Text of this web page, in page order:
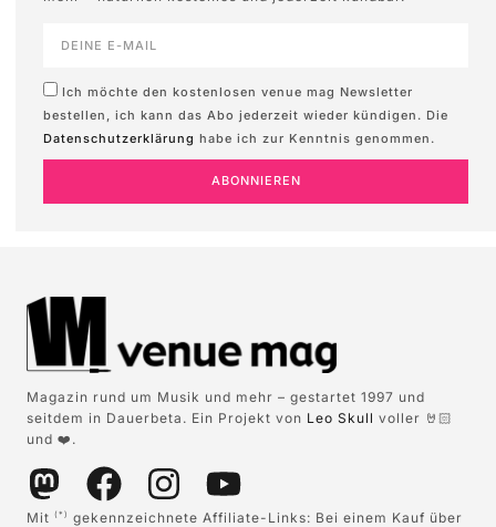
Ich möchte den kostenlosen venue mag Newsletter
bestellen, ich kann das Abo jederzeit wieder kündigen. Die
Datenschutzerklärung habe ich zur Kenntnis genommen.
ABONNIEREN
Magazin rund um Musik und mehr – gestartet 1997 und
seitdem in Dauerbeta. Ein Projekt von Leo Skull voller 🤘🏻
und ❤️.
Mit (*)
gekennzeichnete Affiliate-Links: Bei einem Kauf über